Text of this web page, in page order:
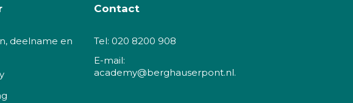
deelname en
Contact
Tel: 020 8200 908
E-mail:
academy@berghauserpont.nl.